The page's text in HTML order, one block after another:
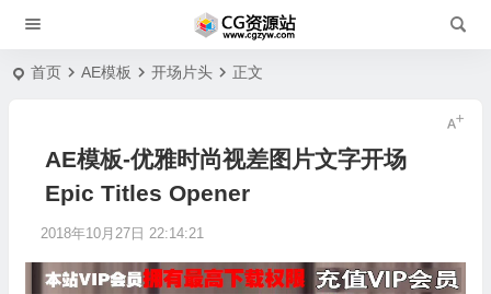
首页 AE模板 开场片头 正文
AE模板-优雅时尚视差图片文字开场
Epic Titles Opener
2018年10月27日 22:14:21